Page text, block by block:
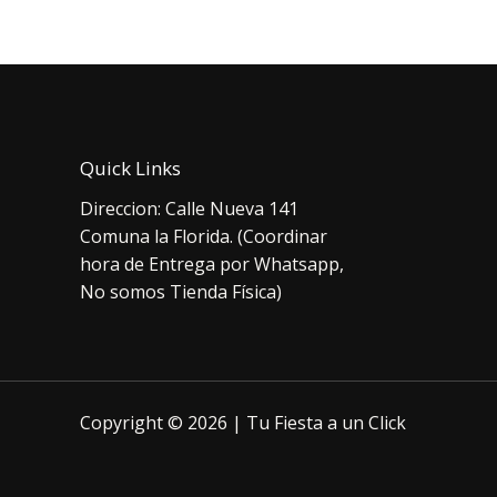
Quick Links
Direccion: Calle Nueva 141
Comuna la Florida. (Coordinar
hora de Entrega por Whatsapp,
No somos Tienda Física)
Copyright © 2026 | Tu Fiesta a un Click